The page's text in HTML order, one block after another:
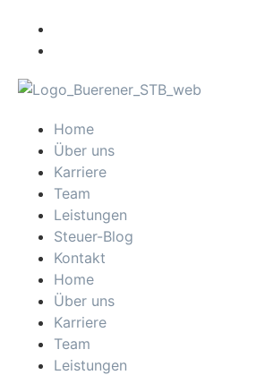
Home
Über uns
Karriere
Team
Leistungen
Steuer-Blog
Kontakt
Home
Über uns
Karriere
Team
Leistungen